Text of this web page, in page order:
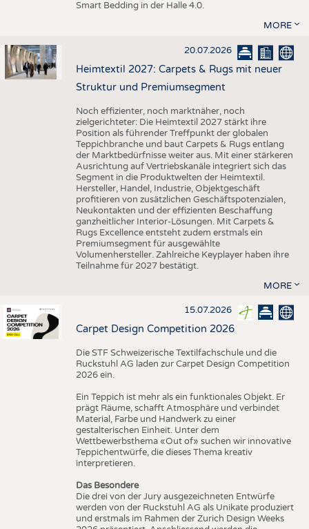
Smart Bedding in der Halle 4.0.
MORE
20.07.2026
Heimtextil 2027: Carpets & Rugs mit neuer
Struktur und Premiumsegment
Noch effizienter, noch marktnäher, noch
zielgerichteter: Die Heimtextil 2027 stärkt ihre
Position als führender Treffpunkt der globalen
Teppichbranche und baut Carpets & Rugs entlang
der Marktbedürfnisse weiter aus. Mit einer stärkeren
Ausrichtung auf Vertriebskanäle integriert sich das
Segment in die Produktwelten der Heimtextil.
Hersteller, Handel, Industrie, Objektgeschäft
profitieren von zusätzlichen Geschäftspotenzialen,
Neukontakten und der effizienten Beschaffung
ganzheitlicher Interior-Lösungen. Mit Carpets &
Rugs Excellence entsteht zudem erstmals ein
Premiumsegment für ausgewählte
Volumenhersteller. Zahlreiche Keyplayer haben ihre
Teilnahme für 2027 bestätigt.
MORE
15.07.2026
Carpet Design Competition 2026
Die STF Schweizerische Textilfachschule und die
Ruckstuhl AG laden zur Carpet Design Competition
2026 ein.
Ein Teppich ist mehr als ein funktionales Objekt. Er
prägt Räume, schafft Atmosphäre und verbindet
Material, Farbe und Handwerk zu einer
gestalterischen Einheit. Unter dem
Wettbewerbsthema «Out of» suchen wir innovative
Teppichentwürfe, die dieses Thema kreativ
interpretieren.
Das Besondere
Die drei von der Jury ausgezeichneten Entwürfe
werden von der Ruckstuhl AG als Unikate produziert
und erstmals im Rahmen der Zurich Design Weeks